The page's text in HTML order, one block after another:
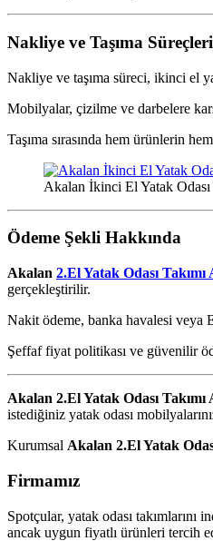
Nakliye ve Taşıma Süreçleri
Nakliye ve taşıma süreci, ikinci el
Mobilyalar, çizilme ve darbelere
Taşıma sırasında hem ürünlerin
Akalan İkinci El Yatak Odası
Ödeme Şekli Hakkında
Akalan 2.El Yatak Odası
gerçekleştirilir.
Nakit ödeme, banka havalesi veya
Şeffaf fiyat politikası ve güvenilir
Akalan 2.El Yatak Odası
istediğiniz yatak odası
Kurumsal Akalan 2.El Yatak
Firmamız
Spotçular, yatak odası
ancak uygun fiyatlı ürünleri tercih